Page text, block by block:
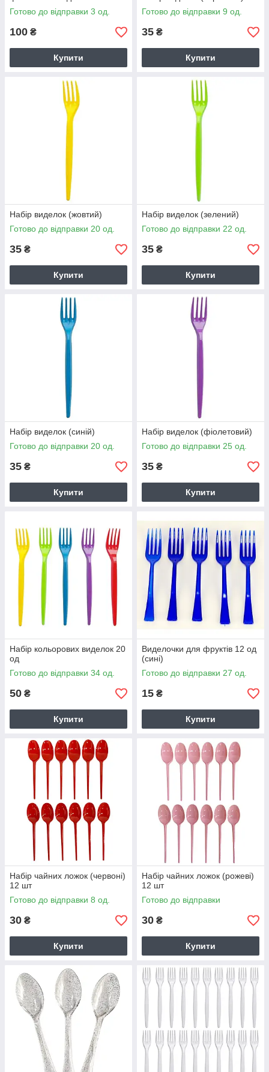
Готово до відправки 3 од.
100 ₴
Купити
Готово до відправки 9 од.
35 ₴
Купити
Набір виделок (жовтий)
Готово до відправки 20 од.
35 ₴
Купити
Набір виделок (зелений)
Готово до відправки 22 од.
35 ₴
Купити
Набір виделок (синій)
Готово до відправки 20 од.
35 ₴
Купити
Набір виделок (фіолетовий)
Готово до відправки 25 од.
35 ₴
Купити
Набір кольорових виделок 20
од
Готово до відправки 34 од.
50 ₴
Купити
Виделочки для фруктів 12 од
(сині)
Готово до відправки 27 од.
15 ₴
Купити
Набір чайних ложок (червоні)
12 шт
Готово до відправки 8 од.
30 ₴
Купити
Набір чайних ложок (рожеві)
12 шт
Готово до відправки
30 ₴
Купити